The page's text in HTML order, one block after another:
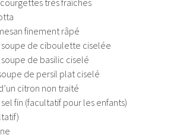
très fraîches
finement râpé
soupe de ciboulette ciselée
de basilic ciselé
de persil plat ciselé
citron non traité
fin (facultatif pour les enfants)